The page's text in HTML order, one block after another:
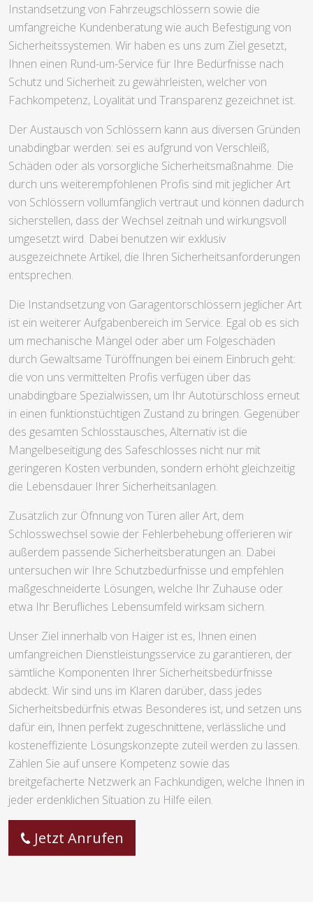
Instandsetzung von Fahrzeugschlössern sowie die
umfangreiche Kundenberatung wie auch Befestigung von
Sicherheitssystemen. Wir haben es uns zum Ziel gesetzt,
Ihnen einen Rund-um-Service für Ihre Bedürfnisse nach
Schutz und Sicherheit zu gewährleisten, welcher von
Fachkompetenz, Loyalität und Transparenz gezeichnet ist.
Der Austausch von Schlössern kann aus diversen Gründen
unabdingbar werden: sei es aufgrund von Verschleiß,
Schäden oder als vorsorgliche Sicherheitsmaßnahme. Die
durch uns weiterempfohlenen Profis sind mit jeglicher Art
von Schlössern vollumfänglich vertraut und können dadurch
sicherstellen, dass der Wechsel zeitnah und wirkungsvoll
umgesetzt wird. Dabei benutzen wir exklusiv
ausgezeichnete Artikel, die Ihren Sicherheitsanforderungen
entsprechen.
Die Instandsetzung von Garagentorschlössern jeglicher Art
ist ein weiterer Aufgabenbereich im Service. Egal ob es sich
um mechanische Mängel oder aber um Folgeschäden
durch Gewaltsame Türöffnungen bei einem Einbruch geht:
die von uns vermittelten Profis verfügen über das
unabdingbare Spezialwissen, um Ihr Autotürschloss erneut
in einen funktionstüchtigen Zustand zu bringen. Gegenüber
des gesamten Schlosstausches, Alternativ ist die
Mangelbeseitigung des Safeschlosses nicht nur mit
geringeren Kosten verbunden, sondern erhöht gleichzeitig
die Lebensdauer Ihrer Sicherheitsanlagen.
Zusätzlich zur Öfnnung von Türen aller Art, dem
Schlosswechsel sowie der Fehlerbehebung offerieren wir
außerdem passende Sicherheitsberatungen an. Dabei
untersuchen wir Ihre Schutzbedürfnisse und empfehlen
maßgeschneiderte Lösungen, welche Ihr Zuhause oder
etwa Ihr Berufliches Lebensumfeld wirksam sichern.
Unser Ziel innerhalb von Haiger ist es, Ihnen einen
umfangreichen Dienstleistungsservice zu garantieren, der
sämtliche Komponenten Ihrer Sicherheitsbedürfnisse
abdeckt. Wir sind uns im Klaren darüber, dass jedes
Sicherheitsbedürfnis etwas Besonderes ist, und setzen uns
dafür ein, Ihnen perfekt zugeschnittene, verlässliche und
kosteneffiziente Lösungskonzepte zuteil werden zu lassen.
Zählen Sie auf unsere Kompetenz sowie das
breitgefächerte Netzwerk an Fachkundigen, welche Ihnen in
jeder erdenklichen Situation zu Hilfe eilen.
Jetzt Anrufen